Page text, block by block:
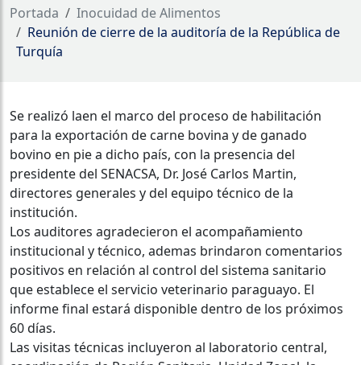
Portada
Inocuidad de Alimentos
Reunión de cierre de la auditoría de la República de
Turquía
Se realizó laen el marco del proceso de habilitación
para la exportación de carne bovina y de ganado
bovino en pie a dicho país, con la presencia del
presidente del SENACSA, Dr. José Carlos Martin,
directores generales y del equipo técnico de la
institución.
Los auditores agradecieron el acompañamiento
institucional y técnico, ademas brindaron comentarios
positivos en relación al control del sistema sanitario
que establece el servicio veterinario paraguayo. El
informe final estará disponible dentro de los próximos
60 días.
Las visitas técnicas incluyeron al laboratorio central,